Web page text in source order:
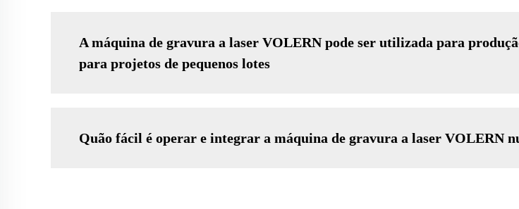
A máquina de gravura a laser VOLERN pode ser utilizada para
para projetos de pequenos lotes
Quão fácil é operar e integrar a máquina de gravura a laser VOLERN